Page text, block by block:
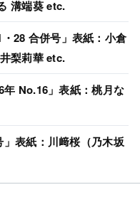
溝端葵 etc.
・28 合併号」表紙：小倉
梨莉華 etc.
年 No.16」表紙：桃月な
」表紙：川﨑桜（乃木坂